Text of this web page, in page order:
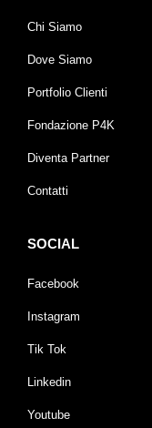
Chi Siamo
Dove Siamo
Portfolio Clienti
Fondazione P4K
Diventa Partner
Contatti
SOCIAL
Facebook
Instagram
Tik Tok
Linkedin
Youtube